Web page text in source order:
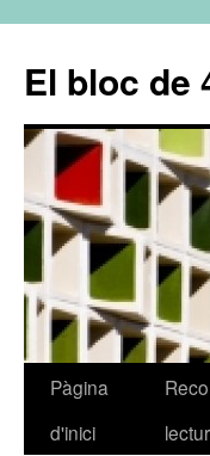
El bloc de
Vés
Pàgina
d'inici